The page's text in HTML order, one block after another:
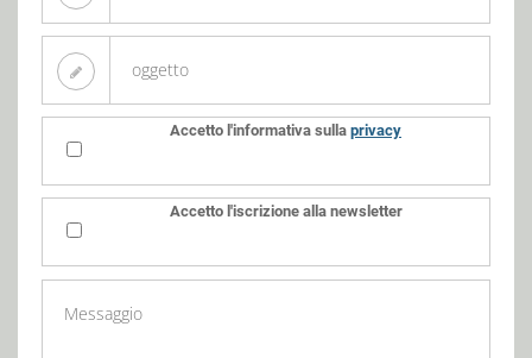
Accetto l'informativa sulla privacy
Accetto l'iscrizione alla newsletter